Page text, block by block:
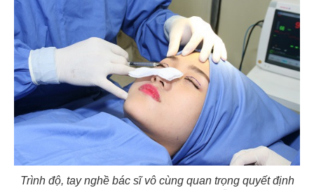
Trình độ, tay nghề bác sĩ vô cùng quan trọng quyết định